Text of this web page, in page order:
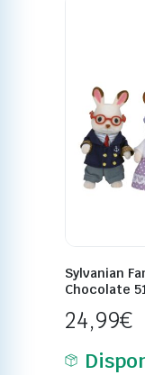
Sylvanian
Chocolate
24,99€